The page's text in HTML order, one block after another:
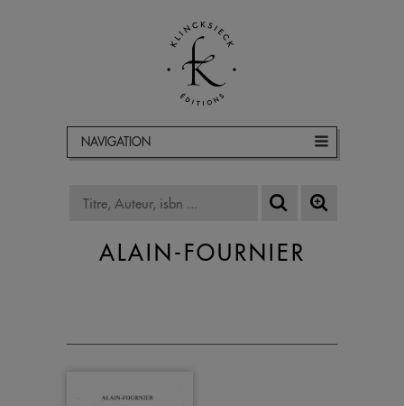
NAVIGATION
ALAIN-FOURNIER